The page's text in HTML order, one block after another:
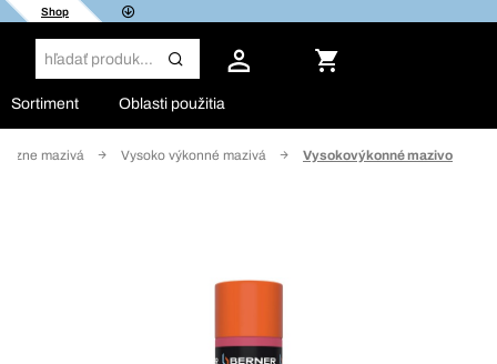
Shop
Sortiment Oblasti použitia
mazivá Vysoko výkonné mazivá Vysokovýkonné mazivo